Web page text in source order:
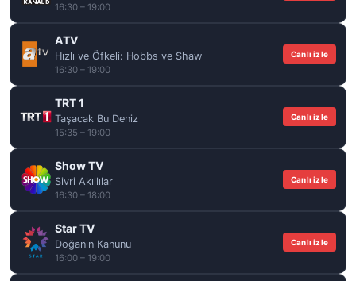
16:30 – 19:00
ATV
Hızlı ve Öfkeli: Hobbs ve Shaw
16:30 – 19:00
Canlı izle
TRT 1
Taşacak Bu Deniz
15:35 – 19:00
Canlı izle
Show TV
Sivri Akıllılar
16:30 – 18:00
Canlı izle
Star TV
Doğanın Kanunu
16:00 – 19:00
Canlı izle